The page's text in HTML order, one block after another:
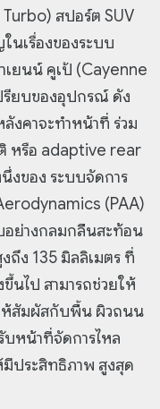
สปอร์ต SUV
นเรื่องของระบบ
เยนน์ คูเป้ (Cayenne
รียบของอุปกรณ์ ดัง
งคาจะทำหน้าที่ ร่วม
หรือ adaptive rear
ของ ระบบจัดการ
(PAA)
อย่างกลมกลืนสะท้อน
ถึง 135 มิลลิเมตร ที่
นไป สามารถช่วยให้
ห้สัมผัสกับพื้น ผิวถนน
หน้าที่จัดการไหล
มีประสิทธิภาพ สูงสุด